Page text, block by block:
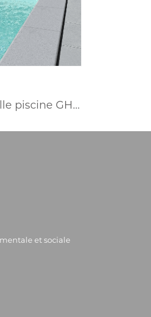
Notre margelle piscine GHISA a…
et sociale